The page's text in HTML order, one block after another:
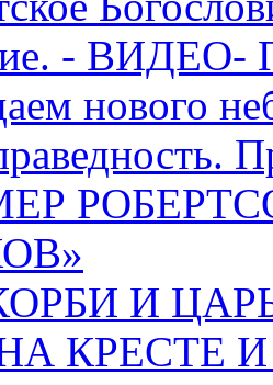
- ВИДЕО-
нового
И ЦАРЬ
КРЕСТЕ